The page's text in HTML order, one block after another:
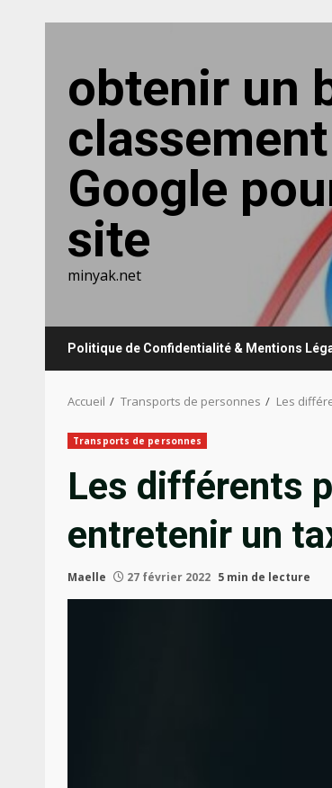
contenu
obtenir un
classement
Google
site
minyak.net
Politique de Confidentialité & Mentions
Accueil Transports de personnes Les
Transports de personnes
Les différents
entretenir un
Maelle 27 février 2022 5 min de lecture